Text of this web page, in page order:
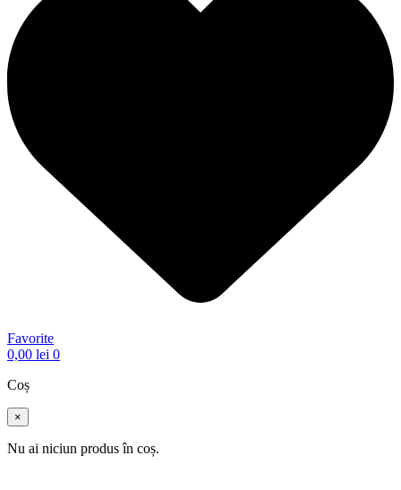
Favorite
0,00 lei 0
Coș
×
Nu ai niciun produs în coș.